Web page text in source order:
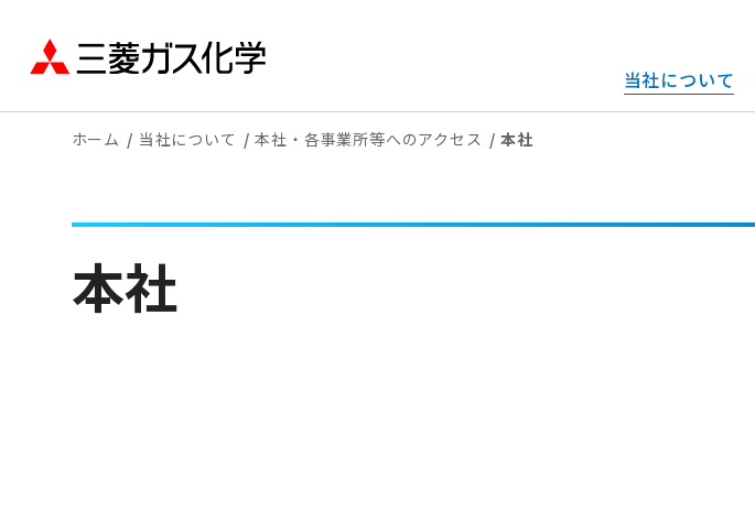
当社について
ホーム 当社について 本社・各事業所等へのアクセス 本社
本社